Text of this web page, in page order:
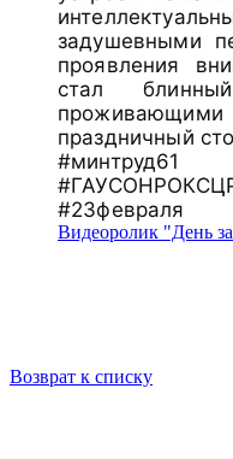
задушевными
проявления
стал
праздничный
#минтруд61
#23февраля
Видеоролик "День
Возврат к списку